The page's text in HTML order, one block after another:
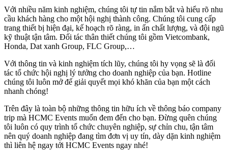
Với nhiều năm kinh nghiệm, chúng tôi tự tin nắm bắt và hiểu rõ nhu
cầu khách hàng cho một hội nghị thành công. Chúng tôi cung cấp
trang thiết bị hiện đại, kế hoạch rõ ràng, in ấn chất lượng, và đội ngũ
kỹ thuật tận tâm. Đối tác thân thiết chúng tôi gồm Vietcombank,
Honda, Dat xanh Group, FLC Group,…
Với thông tin và kinh nghiệm tích lũy, chúng tôi hy vọng sẽ là đối
tác tổ chức hội nghị lý tưởng cho doanh nghiệp của bạn. Hotline
chúng tôi luôn mở để giải quyết mọi khó khăn của bạn một cách
nhanh chóng!
Trên đây là toàn bộ những thông tin hữu ích về thông báo company
trip mà HCMC Events muốn đem đến cho bạn. Đừng quên chúng
tôi luôn có quy trình tổ chức chuyên nghiệp, sự chỉn chu, tận tâm
nên quý doanh nghiệp đang tìm đơn vị uy tín, dày dặn kinh nghiệm
thì liên hệ ngay tới HCMC Events ngay nhé!